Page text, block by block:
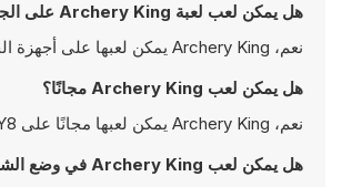
هل يمكن لعب لعبة Archery King على الجوال؟
نعم، Archery King يمكن لعبها على أجهزة الجوال وكذلك على أجهزة سطح المكتب. يمكن تشغيلها مباشرة على المتصفح ولا تتطلب أية تحميلات
هل يمكن لعب Archery King مجانًا؟
نعم، Archery King يمكن لعبها مجانًا على Y8 وتعمل مباشرةً على المتصفح
هل يمكن لعب Archery King في وضع الشاشة الكاملة؟